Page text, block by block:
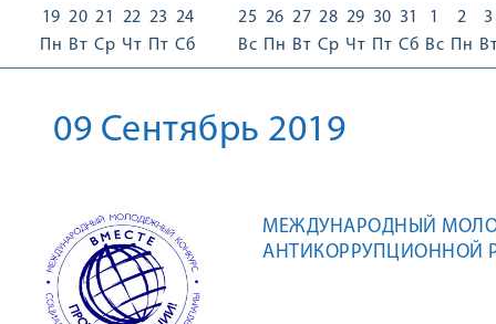
19
Пн
20
Вт
21
Ср
22
Чт
23
Пт
24
Сб
25
Вс
26
Пн
27
Вт
28
Ср
29
Чт
30
Пт
31
Сб
1
Вс
2
Пн
3
09 Сентябрь 2019
МЕЖДУНАРОДНЫЙ
АНТИКОРРУПЦИОННОЙ